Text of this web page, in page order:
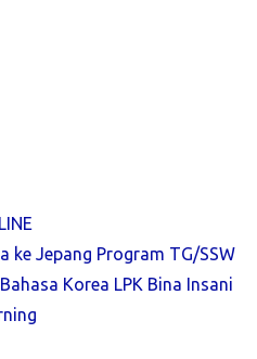
ke Jepang Program TG/SSW
Korea LPK Bina Insani